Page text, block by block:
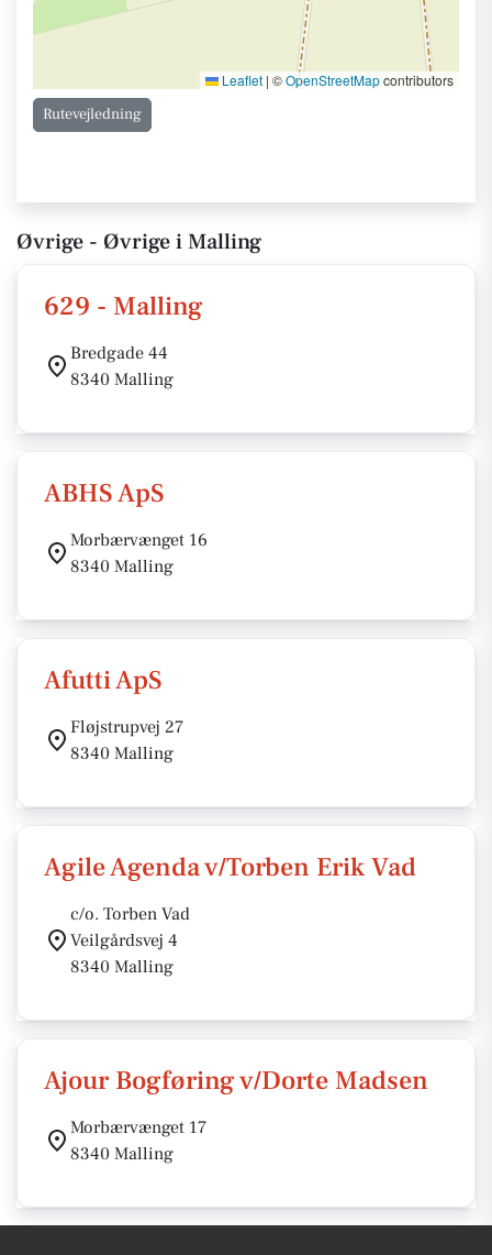
Leaflet | ©OpenStreetMapcontributors
Rutevejledning
Øvrige - Øvrige i Malling
629 - Malling
Bredgade 44
8340 Malling
ABHS ApS
Morbærvænget 16
8340 Malling
Afutti ApS
Fløjstrupvej 27
8340 Malling
Agile Agenda v/Torben Erik Vad
c/o. Torben Vad
Veilgårdsvej 4
8340 Malling
Ajour Bogføring v/Dorte Madsen
Morbærvænget 17
8340 Malling